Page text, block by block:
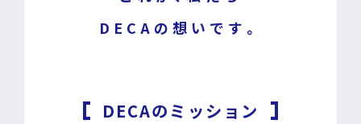
DECAの想いです。
DECAのミッション